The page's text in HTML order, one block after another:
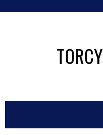
TORCY